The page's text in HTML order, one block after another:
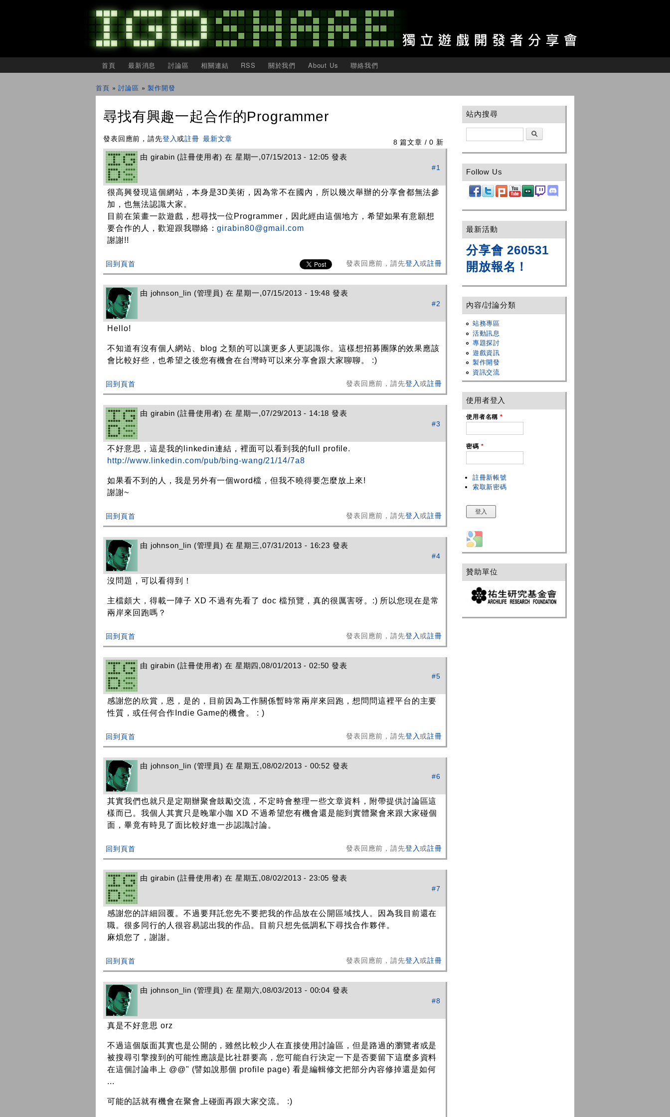
至
主
容
IGDSHARE
首頁 最新消息 討論區 相關連結 RSS 關於我們 About Us 聯絡我們
首頁 »討論區 »製作開發
尋找有興趣一起合作的Programmer
8 篇文章 / 0 新
發表回應前，請先登入或註冊 最新文章
由 girabin (註冊使用者) 在 星期一,07/15/2013 - 12:05 發表
#1
很高興發現這個網站，本身是3D美術，因為常不在國內，所以幾次舉辦的分享會都無法參
加，也無法認識大家。
目前在策畫一款遊戲，想尋找一位Programmer，因此經由這個地方，希望如果有意願想
要合作的人，歡迎跟我聯絡：girabin80@gmail.com
謝謝!!
回到頁首 發表回應前，請先登入或註冊
由 johnson_lin (管理員) 在 星期一,07/15/2013 - 19:48 發表
#2
Hello!
不知道有沒有個人網站、blog 之類的可以讓更多人更認識你。這樣想招募團隊的效果應該
會比較好些，也希望之後您有機會在台灣時可以來分享會跟大家聊聊。 :)
回到頁首 發表回應前，請先登入或註冊
由 girabin (註冊使用者) 在 星期一,07/29/2013 - 14:18 發表
#3
不好意思，這是我的linkedin連結，裡面可以看到我的full profile.
http://www.linkedin.com/pub/bing-wang/21/14/7a8
如果看不到的人，我是另外有一個word檔，但我不曉得要怎麼放上來!
謝謝~
回到頁首 發表回應前，請先登入或註冊
由 johnson_lin (管理員) 在 星期三,07/31/2013 - 16:23 發表
#4
沒問題，可以看得到！
主檔頗大，得載一陣子 XD 不過有先看了 doc 檔預覽，真的很厲害呀。:) 所以您現在是常
兩岸來回跑嗎？
回到頁首 發表回應前，請先登入或註冊
由 girabin (註冊使用者) 在 星期四,08/01/2013 - 02:50 發表
#5
感謝您的欣賞，恩，是的，目前因為工作關係暫時常兩岸來回跑，想問問這裡平台的主要
性質，或任何合作Indie Game的機會。 : )
回到頁首 發表回應前，請先登入或註冊
由 johnson_lin (管理員) 在 星期五,08/02/2013 - 00:52 發表
#6
其實我們也就只是定期辦聚會鼓勵交流，不定時會整理一些文章資料，附帶提供討論區這
樣而已。我個人其實只是晚輩小咖 XD 不過希望您有機會還是能到實體聚會來跟大家碰個
面，畢竟有時見了面比較好進一步認識討論。
回到頁首 發表回應前，請先登入或註冊
由 girabin (註冊使用者) 在 星期五,08/02/2013 - 23:05 發表
#7
感謝您的詳細回覆。不過要拜託您先不要把我的作品放在公開區域找人。因為我目前還在
職。很多同行的人很容易認出我的作品。目前只想先低調私下尋找合作夥伴。
麻煩您了，謝謝。
回到頁首 發表回應前，請先登入或註冊
由 johnson_lin (管理員) 在 星期六,08/03/2013 - 00:04 發表
#8
真是不好意思 orz
不過這個版面其實也是公開的，雖然比較少人在直接使用討論區，但是路過的瀏覽者或是
被搜尋引擎搜到的可能性應該是比社群要高，您可能自行決定一下是否要留下這麼多資料
在這個討論串上 @@" (譬如說那個 profile page) 看是編輯修文把部分內容修掉還是如何
...
可能的話就有機會在聚會上碰面再跟大家交流。 :)
站內搜尋
Follow Us
最新活動
分享會 260531
開放報名！
內容/討論分類
站務專區
活動訊息
專題探討
遊戲資訊
製作開發
資訊交流
使用者登入
使用者名稱*
密碼 *
註冊新帳號
索取新密碼
Login with Google
贊助單位